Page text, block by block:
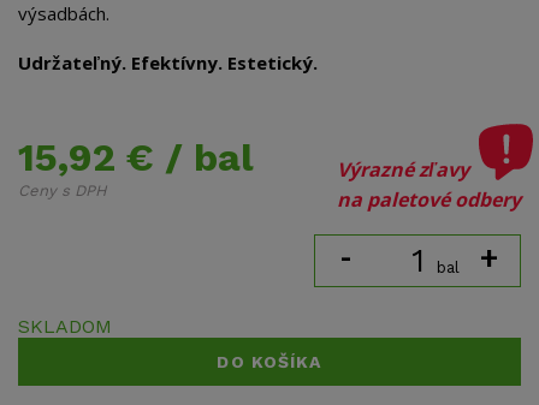
výsadbách.
Udržateľný. Efektívny. Estetický.
15,92 € / bal
Ceny s DPH
Výrazné zľavy
na paletové odbery
- bal +
SKLADOM
DO KOŠÍKA